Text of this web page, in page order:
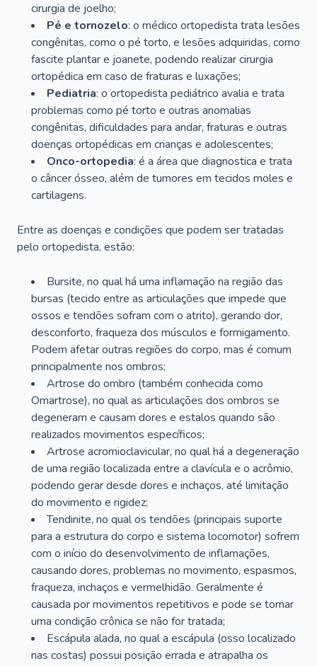
cirurgia de joelho;
Pé e tornozelo: o médico ortopedista trata lesões
congênitas, como o pé torto, e lesões adquiridas, como
fascite plantar e joanete, podendo realizar cirurgia
ortopédica em caso de fraturas e luxações;
Pediatria: o ortopedista pediátrico avalia e trata
problemas como pé torto e outras anomalias
congênitas, dificuldades para andar, fraturas e outras
doenças ortopédicas em crianças e adolescentes;
Onco-ortopedia: é a área que diagnostica e trata
o câncer ósseo, além de tumores em tecidos moles e
cartilagens.
Entre as doenças e condições que podem ser tratadas
pelo ortopedista, estão:
Bursite, no qual há uma inflamação na região das
bursas (tecido entre as articulações que impede que
ossos e tendões sofram com o atrito), gerando dor,
desconforto, fraqueza dos músculos e formigamento.
Podem afetar outras regiões do corpo, mas é comum
principalmente nos ombros;
Artrose do ombro (também conhecida como
Omartrose), no qual as articulações dos ombros se
degeneram e causam dores e estalos quando são
realizados movimentos específicos;
Artrose acromioclavicular, no qual há a degeneração
de uma região localizada entre a clavícula e o acrômio,
podendo gerar desde dores e inchaços, até limitação
do movimento e rigidez;
Tendinite, no qual os tendões (principais suporte
para a estrutura do corpo e sistema locomotor) sofrem
com o início do desenvolvimento de inflamações,
causando dores, problemas no movimento, espasmos,
fraqueza, inchaços e vermelhidão. Geralmente é
causada por movimentos repetitivos e pode se tornar
uma condição crônica se não for tratada;
Escápula alada, no qual a escápula (osso localizado
nas costas) possui posição errada e atrapalha os